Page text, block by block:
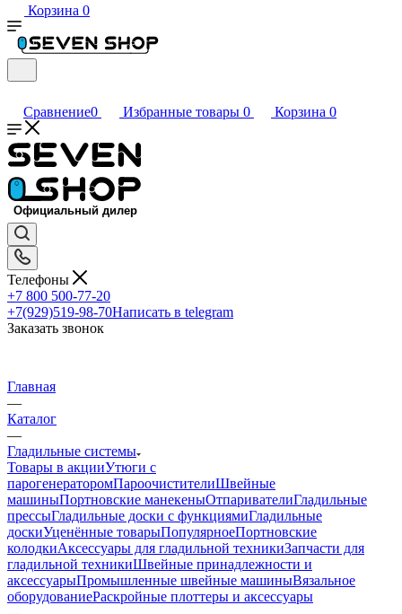
Корзина 0
Сравнение0 Избранные товары 0 Корзина 0
Телефоны
+7 800 500-77-20
+7(929)519-98-70Написать в telegram
Заказать звонок
Главная
—
Каталог
—
Гладильные системы
Товары в акцииУтюги с
парогенераторомПароочистителиШвейные
машиныПортновские манекеныОтпаривателиГладильные
прессыГладильные доски с функциямиГладильные
доскиУценённые товарыПопулярноеПортновские
колодкиАксессуары для гладильной техникиЗапчасти для
гладильной техникиШвейные принадлежности и
аксессуарыПромышленные швейные машиныВязальное
оборудованиеРаскройные плоттеры и аксессуары